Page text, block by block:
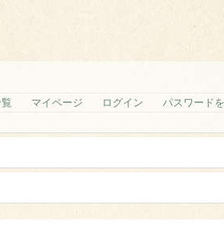
マイページ ログイン パスワード